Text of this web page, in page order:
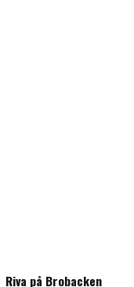
Riva på Brobacken